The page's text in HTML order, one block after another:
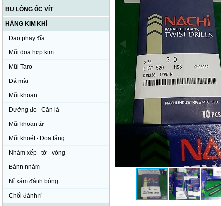
BU LÔNG ỐC VÍT
HÀNG KIM KHÍ
Dao phay đĩa
Mũi doa hợp kim
Mũi Taro
Đá mài
Mũi khoan
Dưỡng đo - Căn lá
Mũi khoan từ
Mũi khoét - Doa tăng
Nhám xếp - tờ - vòng
Bánh nhám
Nỉ xám đánh bóng
Chổi đánh rỉ